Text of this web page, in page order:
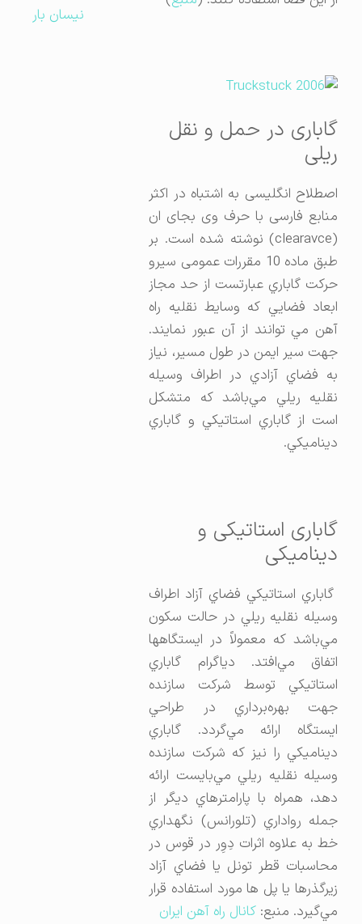
گاباری در حمل و نقل
ریلی
اصطلاح انگلیسی به اشتباه در اکثر
منابع فارسی با حرف وی بجای ان
(clearavce) نوشته شده است. بر
طبق ماده 10 مقررات عمومی سیرو
حرکت گاباري عبارتست از حد مجاز
ابعاد فضايي كه وسايط نقليه راه
آهن مي توانند از آن عبور نمایند.
جهت سير ايمن در طول مسير، نياز
به فضاي آزادي در اطراف وسيله
نقليه ريلي مي‌باشد كه متشكل
است از گاباري استاتيكي و گاباري
ديناميكي.
گاباری استاتیکی و
دینامیکی
گاباري استاتيكي فضاي آزاد اطراف
وسيله نقليه ريلي در حالت سكون
مي‌باشد كه معمولاً در ايستگاهها
اتفاق مي‌افتد. دياگرام گاباري
استاتيكي توسط شركت سازنده
جهت بهره‌برداري در طراحي
ايستگاه ارائه مي‌گردد. گاباري
ديناميكي را نيز كه شركت سازنده
وسيله نقليه ريلي مي‌بايست ارائه
دهد، همراه با پارامترهاي ديگر از
جمله رواداري (تلورانس) نگهداري
خط به علاوه اثرات دِوِر در قوس در
محاسبات قطر تونل يا فضاي آزاد
زيرگذرها یا پل ها مورد استفاده قرار
مي‌گيرد. منبع:کانال راه آهن ایران
نیسان بار